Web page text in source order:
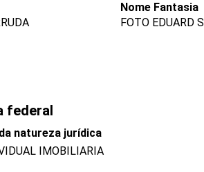
Nome Fantasia
FOTO EDUARD S
federal
natureza jurídica
IMOBILIARIA